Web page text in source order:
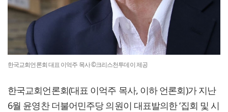
한국교회언론회 대표 이억주 목사 ©크리스천투데이 제공
한국교회언론회(대표 이억주 목사, 이하 언론회)가 지난
6월 윤영찬 더불어민주당 의원이 대표발의한 ‘집회 및 시